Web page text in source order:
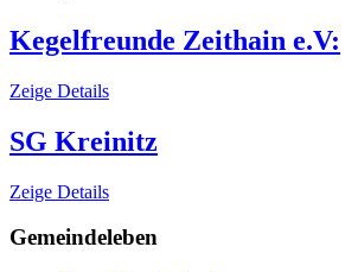
Kegelfreunde Zeithain e.V:
Zeige Details
SG Kreinitz
Zeige Details
Gemeindeleben